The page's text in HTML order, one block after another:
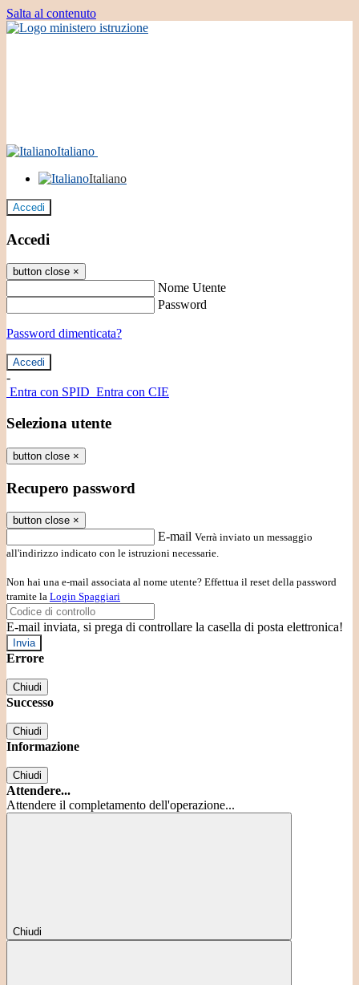
Salta al contenuto
Italiano
Italiano
Accedi
Accedi
button close ×
Nome Utente
Password
Password dimenticata?
-
Entra con SPID Entra con CIE
Seleziona utente
button close ×
Recupero password
button close ×
E-mail Verrà inviato un messaggio
all'indirizzo indicato con le istruzioni necessarie.
Non hai una e-mail associata al nome utente? Effettua il reset della password
tramite la Login Spaggiari
E-mail inviata, si prega di controllare la casella di posta elettronica!
Errore
Chiudi
Successo
Chiudi
Informazione
Chiudi
Attendere...
Attendere il completamento dell'operazione...
Chiudi